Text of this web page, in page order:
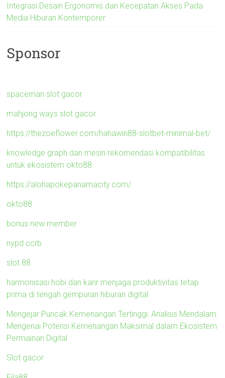
Integrasi Desain Ergonomis dan Kecepatan Akses Pada
Media Hiburan Kontemporer
Sponsor
spaceman slot gacor
mahjong ways slot gacor
https://thezoeflower.com/hahawin88-slotbet-minimal-bet/
knowledge graph dan mesin rekomendasi kompatibilitas
untuk ekosistem okto88
https://alohapokepanamacity.com/
okto88
bonus new member
nypd ccrb
slot 88
harmonisasi hobi dan karir menjaga produktivitas tetap
prima di tengah gempuran hiburan digital
Mengejar Puncak Kemenangan Tertinggi: Analisis Mendalam
Mengenai Potensi Kemenangan Maksimal dalam Ekosistem
Permainan Digital
Slot gacor